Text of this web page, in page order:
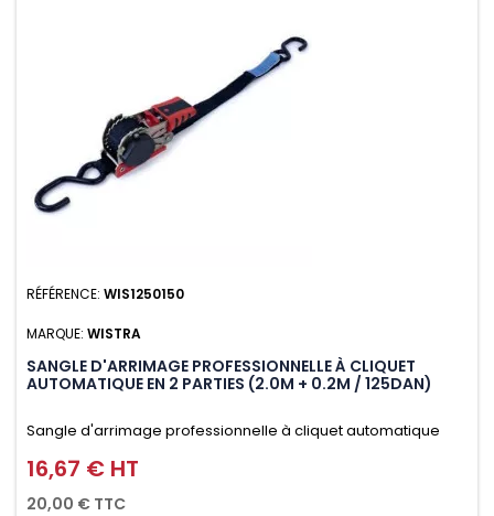
RÉFÉRENCE: WIS1250150
MARQUE: WISTRA
SANGLE D'ARRIMAGE PROFESSIONNELLE À CLIQUET
AUTOMATIQUE EN 2 PARTIES (2.0M + 0.2M / 125DAN)
Sangle d'arrimage professionnelle à cliquet automatique
avec crochet S en 2 parties (2.0M + 0.2M / 125daN), simple et
rapide d'utilisation. Permet d'arrimer et de sécuriser
Prix
16,67 € HT
20,00 € TTC